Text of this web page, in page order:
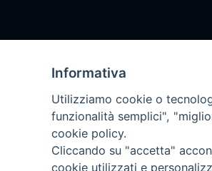
Come abbonarsi
Informativa
Utilizziamo cookie o
funzionalità semplici",
cookie policy.
Cliccando su "accetta"
cookie utilizzati e